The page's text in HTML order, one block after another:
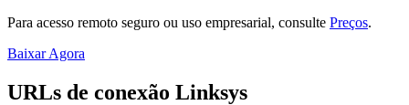
Para acesso remoto seguro ou uso empresarial, consulte Preços.
Baixar Agora
URLs de conexão Linksys